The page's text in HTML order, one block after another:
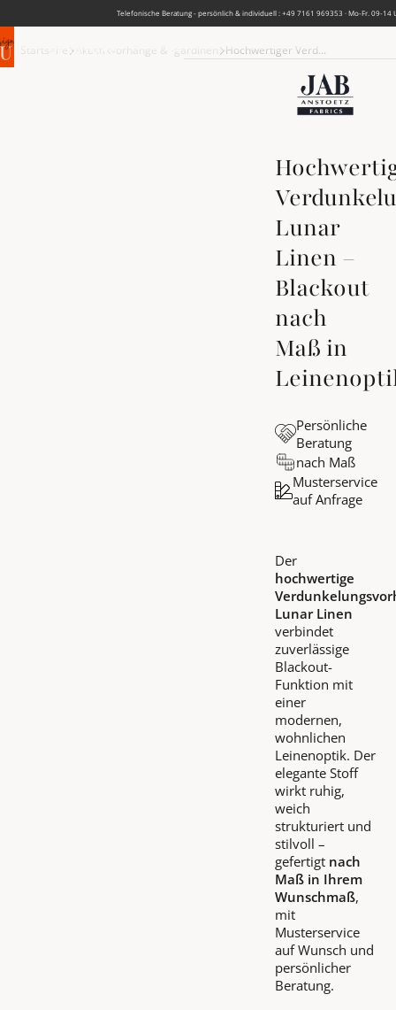
Telefonische Beratung - persönlich & individuell : +49 7161 969353 · Mo-Fr. 09-14
BERATUNG
Suche öffnen
Suche öffnen
Produkte suchen...
Startseite Akustikvorhänge & -gardinen Hochwertiger Verd...
Lunar
Linen –
Blackout
nach
Maß in
Persönliche
Beratung
nach Maß
Musterservice
auf Anfrage
Der
hochwertige
Lunar Linen
verbindet
zuverlässige
Blackout-
Funktion mit
einer
modernen,
wohnlichen
Leinenoptik. Der
elegante Stoff
wirkt ruhig,
weich
strukturiert und
stilvoll –
gefertigt nach
Maß in Ihrem
Wunschmaß,
mit
Musterservice
auf Wunsch und
persönlicher
Beratung.